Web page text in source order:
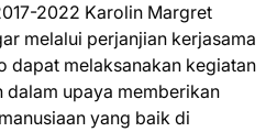
2022 Karolin Margret
melalui perjanjian kerjasama
dapat melaksanakan kegiatan
upaya memberikan
yang baik di